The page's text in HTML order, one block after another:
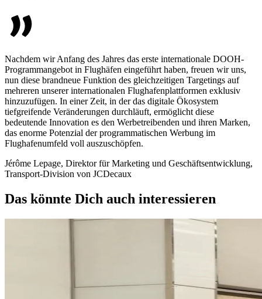
Nachdem wir Anfang des Jahres das erste internationale DOOH-
Programmangebot in Flughäfen eingeführt haben, freuen wir uns,
nun diese brandneue Funktion des gleichzeitigen Targetings auf
mehreren unserer internationalen Flughafenplattformen exklusiv
hinzuzufügen. In einer Zeit, in der das digitale Ökosystem
tiefgreifende Veränderungen durchläuft, ermöglicht diese
bedeutende Innovation es den Werbetreibenden und ihren Marken,
das enorme Potenzial der programmatischen Werbung im
Flughafenumfeld voll auszuschöpfen.
Jérôme Lepage, Direktor für Marketing und Geschäftsentwicklung,
Transport-Division von JCDecaux
Das könnte Dich auch interessieren